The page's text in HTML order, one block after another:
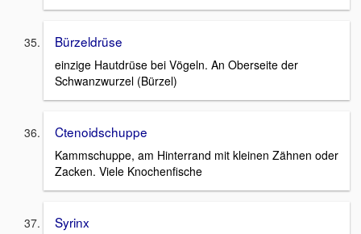
Bürzeldrüse
einzige Hautdrüse bei Vögeln. An Oberseite der
Schwanzwurzel (Bürzel)
Ctenoidschuppe
Kammschuppe, am Hinterrand mit kleinen Zähnen oder
Zacken. Viele Knochenfische
Syrinx